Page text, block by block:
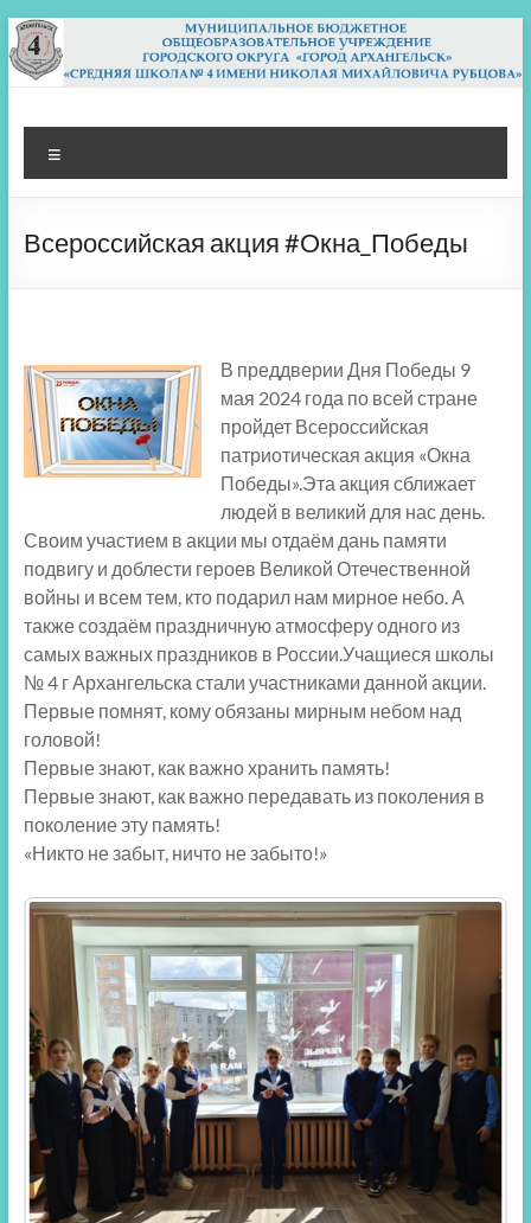
Перейти
к
содержимому
МБОУ СШ 4
Архангельск
Всероссийская акция #Окна_Победы
В преддверии Дня Победы 9
мая 2024 года по всей стране
пройдет Всероссийская
патриотическая акция «Окна
Победы».Эта акция сближает
людей в великий для нас день.
Своим участием в акции мы отдаём дань памяти
подвигу и доблести героев Великой Отечественной
войны и всем тем, кто подарил нам мирное небо. А
также создаём праздничную атмосферу одного из
самых важных праздников в России.Учащиеся школы
№ 4 г Архангельска стали участниками данной акции.
Первые помнят, кому обязаны мирным небом над
головой!
Первые знают, как важно хранить память!
Первые знают, как важно передавать из поколения в
поколение эту память!
«Никто не забыт, ничто не забыто!»